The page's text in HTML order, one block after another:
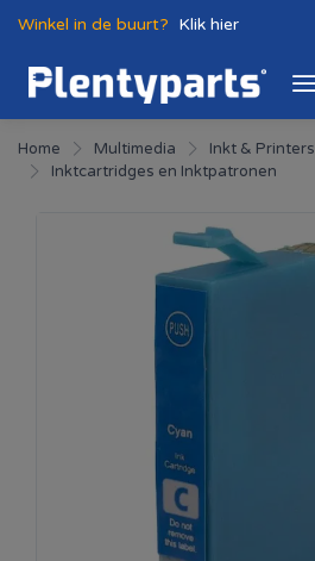
Winkel in de buurt? Klik hier
Home Multimedia
Inkt & Printers
Inktcartridges en Inktpatronen